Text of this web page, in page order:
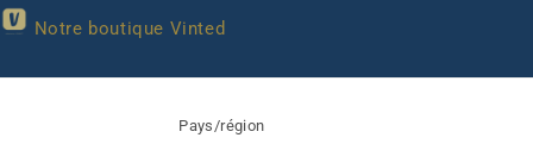
Notre boutique Vinted
Pays/région